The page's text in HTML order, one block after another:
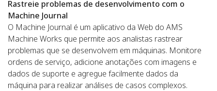
Rastreie problemas de desenvolvimento com o
Machine Journal
O Machine Journal é um aplicativo da Web do AMS
Machine Works que permite aos analistas rastrear
problemas que se desenvolvem em máquinas. Monitore
ordens de serviço, adicione anotações com imagens e
dados de suporte e agregue facilmente dados da
máquina para realizar análises de casos complexos.